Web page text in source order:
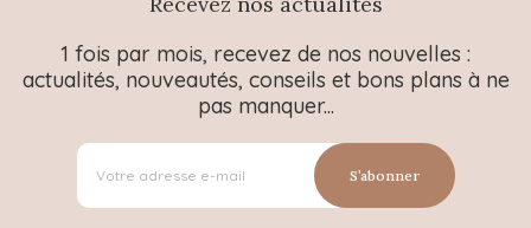
1 fois par mois, recevez de nos nouvelles :
actualités, nouveautés, conseils et bons plans à ne
pas manquer...
S’abonner